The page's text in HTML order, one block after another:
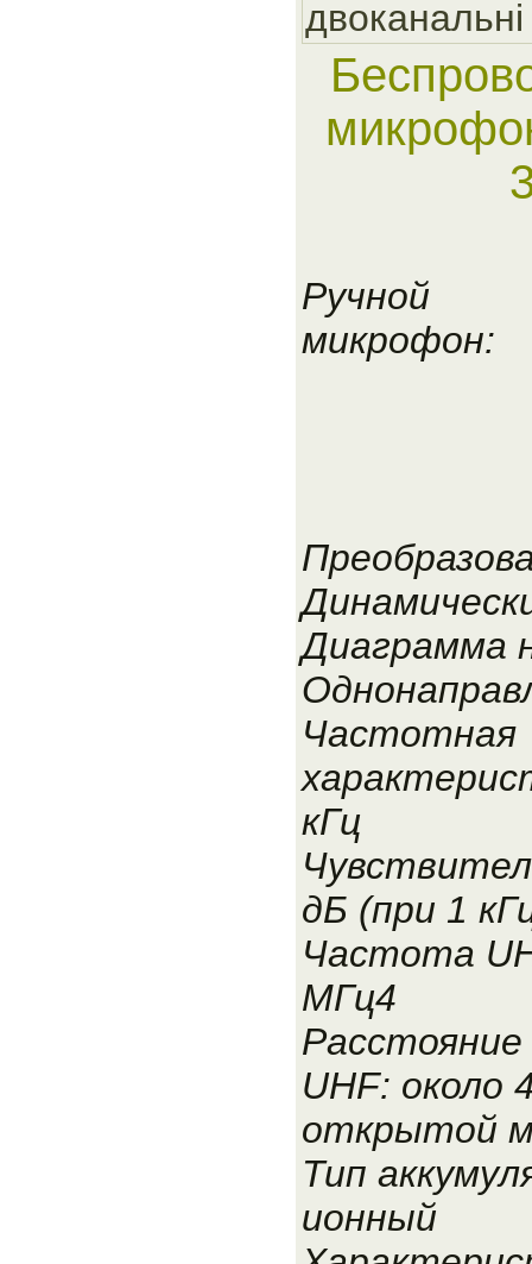
Ручной
микрофон:
Диаграмма
Частотная
кГц
дБ (при 1
Частота
МГц4
Расстояние
UHF: около
открытой
Тип
ионный